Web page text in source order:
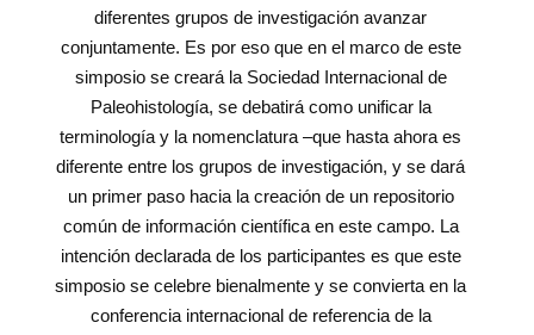
diferentes grupos de investigación avanzar
conjuntamente. Es por eso que en el marco de este
simposio se creará la Sociedad Internacional de
Paleohistología, se debatirá como unificar la
terminología y la nomenclatura –que hasta ahora es
diferente entre los grupos de investigación, y se dará
un primer paso hacia la creación de un repositorio
común de información científica en este campo. La
intención declarada de los participantes es que este
simposio se celebre bienalmente y se convierta en la
conferencia internacional de referencia de la